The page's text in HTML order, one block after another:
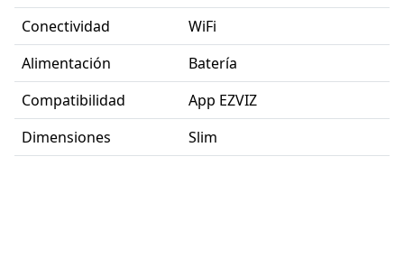
Conectividad
WiFi
Alimentación
Batería
Compatibilidad
App EZVIZ
Dimensiones
Slim